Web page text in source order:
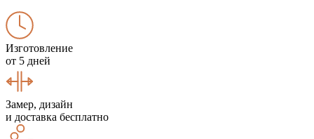
Изготовление
от 5 дней
Замер, дизайн
и доставка бесплатно